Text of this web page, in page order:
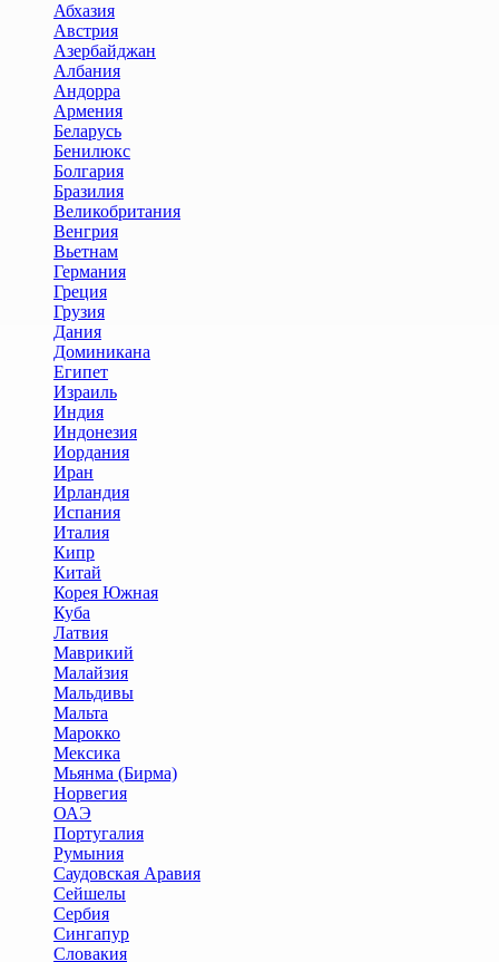
Абхазия
Австрия
Азербайджан
Албания
Андорра
Армения
Беларусь
Бенилюкс
Болгария
Бразилия
Великобритания
Венгрия
Вьетнам
Германия
Греция
Грузия
Дания
Доминикана
Египет
Израиль
Индия
Индонезия
Иордания
Иран
Ирландия
Испания
Италия
Кипр
Китай
Корея Южная
Куба
Латвия
Маврикий
Малайзия
Мальдивы
Мальта
Марокко
Мексика
Мьянма (Бирма)
Норвегия
ОАЭ
Португалия
Румыния
Саудовская Аравия
Сейшелы
Сербия
Сингапур
Словакия